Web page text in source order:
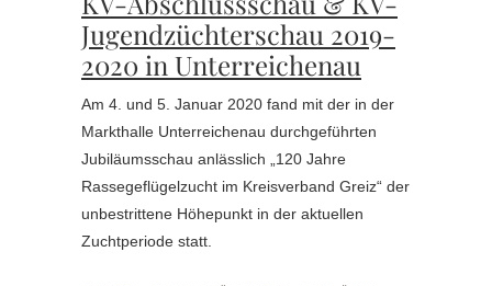
Jugendzüchterschau 2019-
2020 in Unterreichenau
Am 4. und 5. Januar 2020 fand mit der in der
Markthalle Unterreichenau durchgeführten
Jubiläumsschau anlässlich „120 Jahre
Rassegeflügelzucht im Kreisverband Greiz“ der
unbestrittene Höhepunkt in der aktuellen
Zuchtperiode statt.